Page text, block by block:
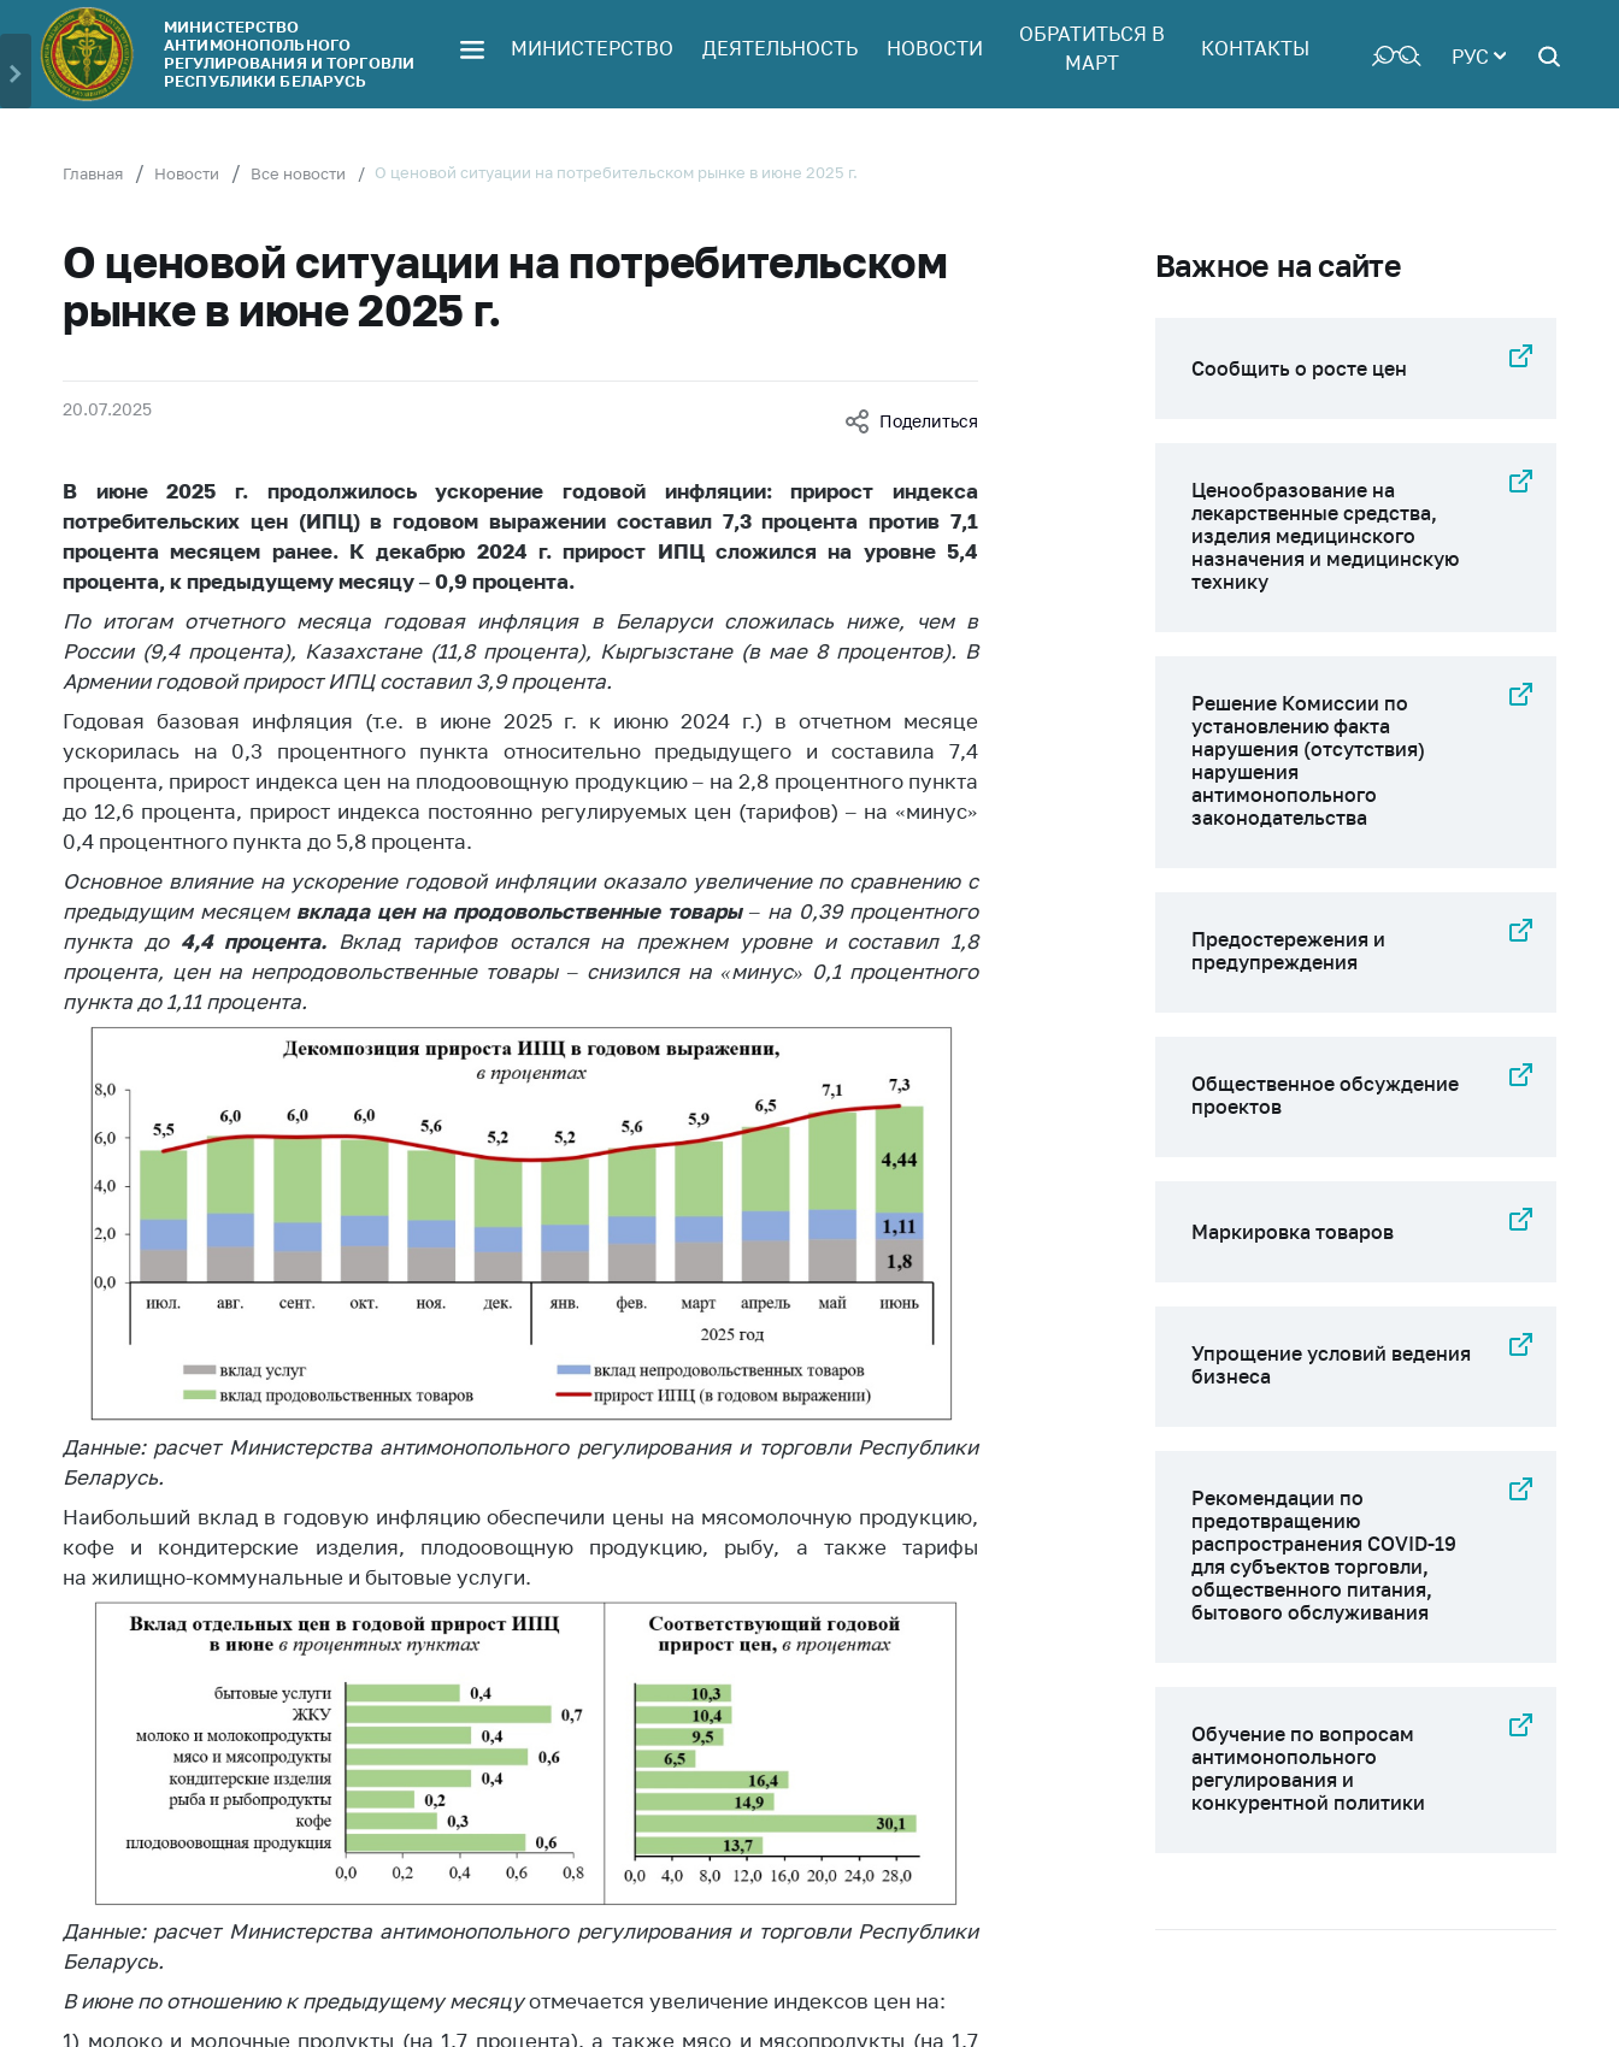
Министерство
Руководство
Министерства
Законодательство
Антикоррупционная
Общественно-
Соискателям
Награждения
Белорусская
универсальная
товарная биржа
Общественная
жизнь
Идеологическая
работа
Официальные
геральдические
символы
5 лет МАРТ
Деятельность
Ценовая политика
Антимонопольное
конкуренция
Торговля и услуги
Регулирование и
контроль закупок
Защита прав
потребителей
рекламной
деятельности
Международное
сотрудничество
Применение мер
нетарифного
регулирования
Биржевая торговля
Выставочная
деятельность в
Республике
Беларусь
Защита
персональных
данных
Обратиться в МАРТ
Личный прием
Прямaя
Электронные
обращения
медицинские
изделия
Контакты
Адрес и режим
работы
Приемная
Министра
Горячая линия
Пресс-служба
Вышестоящий
государственный
орган
Важное на сайте
Сообщить о росте
Ценообразование
на лекарственные
медицинского
назначения и
Решение Комиссии
по установлению
факта нарушения
нарушения
антимонопольного
законодательства
Предостережения
Общественное
обсуждение
проектов
Маркировка
товаров
Упрощение
условий ведения
бизнеса
Рекомендации по
предотвращению
распространения
COVID-19 для
субъектов
торговли,
общественного
обслуживания
МИНИСТЕРСТВО
АНТИМОНОПОЛЬНОГО
РЕГУЛИРОВАНИЯ И ТОРГОВЛИ
РЕСПУБЛИКИ БЕЛАРУСЬ
МИНИСТЕРСТВО ДЕЯТЕЛЬНОСТЬ НОВОСТИ
ОБРАТИТЬСЯ В
МАРТ
КОНТАКТЫ РУС
Главная Новости Все новости О ценовой ситуации на потребительском рынке в июне 2025 г.
О ценовой ситуации на потребительском
рынке в июне 2025 г.
20.07.2025
Поделиться
В июне 2025 г. продолжилось ускорение годовой инфляции: прирост индекса
потребительских цен (ИПЦ) в годовом выражении составил 7,3 процента против 7,1
процента месяцем ранее. К декабрю 2024 г. прирост ИПЦ сложился на уровне 5,4
процента, к предыдущему месяцу – 0,9 процента.
По итогам отчетного месяца годовая инфляция в Беларуси сложилась ниже, чем в
России (9,4 процента), Казахстане (11,8 процента), Кыргызстане (в мае 8 процентов). В
Армениигодовой прирост ИПЦ составил 3,9 процента.
Годовая базовая инфляция (т.е. в июне 2025 г. к июню 2024 г.) в отчетном месяце
ускорилась на 0,3 процентного пункта относительно предыдущего и составила 7,4
процента, прирост индекса цен на плодоовощную продукцию – на 2,8 процентного пункта
до 12,6 процента, прирост индекса постоянно регулируемых цен (тарифов) – на «минус»
0,4 процентного пункта до 5,8 процента.
Основное влияние на ускорение годовой инфляции оказало увеличение по сравнению с
предыдущим месяцем вклада цен на продовольственные товары – на 0,39 процентного
пункта до 4,4 процента. Вклад тарифов остался на прежнем уровне и составил 1,8
процента, цен на непродовольственные товары – снизился на «минус» 0,1 процентного
пункта до 1,11 процента.
Данные: расчет Министерства антимонопольного регулирования и торговли Республики
Беларусь.
Наибольший вклад в годовую инфляцию обеспечили цены на мясомолочную продукцию,
кофе и кондитерские изделия, плодоовощную продукцию, рыбу, а также тарифы
на жилищно-коммунальные и бытовые услуги.
Данные: расчет Министерства антимонопольного регулирования и торговли Республики
Беларусь.
В июне по отношению к предыдущему месяцуотмечается увеличение индексов цен на:
1) молоко и молочные продукты (на 1,7 процента), а также мясо и мясопродукты (на 1,7
Важное на сайте
Сообщить о росте цен
Ценообразование на
лекарственные средства,
изделия медицинского
назначения и медицинскую
технику
Решение Комиссии по
установлению факта
нарушения (отсутствия)
нарушения
антимонопольного
законодательства
Предостережения и
предупреждения
Общественное обсуждение
проектов
Маркировка товаров
Упрощение условий ведения
бизнеса
Рекомендации по
предотвращению
распространения COVID-19
для субъектов торговли,
общественного питания,
бытового обслуживания
Обучение по вопросам
антимонопольного
регулирования и
конкурентной политики